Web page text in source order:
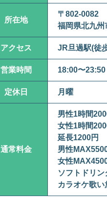
所在地
〒802-0082
福岡県北九州
アクセス JR旦過駅(徒
営業時間 18:00〜23:50
定休日 月曜
通常料金
男性1時間
女性1時間
延長1200円
男性
女性
ソフトドリ
カラオケ歌い